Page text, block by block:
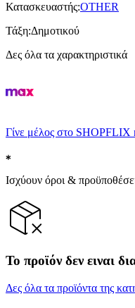
Κατασκευαστής:OTHER
Τάξη:Δημοτικού
Δες όλα τα χαρακτηριστικά
Γίνε μέλος στο SHOPFLIX
Ισχύουν όροι &
Το προϊόν δεν ειναι
Δες όλα τα προϊόντα της